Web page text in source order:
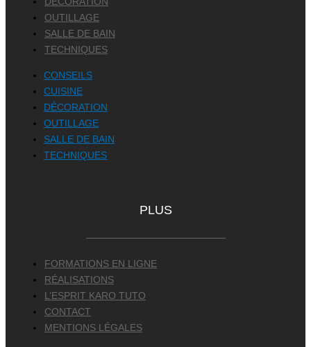
OUTILLAGE
SALLE DE BAIN
TECHNIQUES
CONSEILS
CUISINE
DÉCORATION
OUTILLAGE
SALLE DE BAIN
TECHNIQUES
PLUS
FORMATIONS EN LIGNE
RÉALISATIONS
L’ESPRIT KARO TUTO
CONTACT
MENTIONS LÉGALES